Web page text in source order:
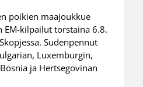
poikien maajoukkue
EM-kilpailut torstaina 6.8.
Sudenpennut
Luxemburgin,
ja Hertsegovinan